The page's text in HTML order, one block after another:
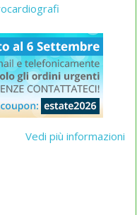
Vedi più informazioni